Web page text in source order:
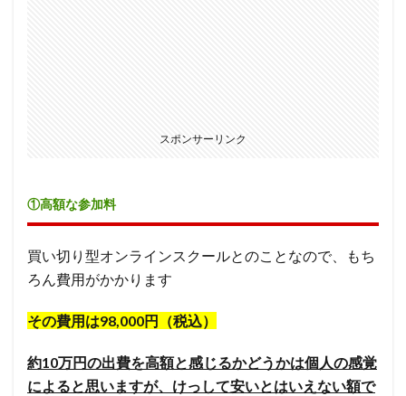
スポンサーリンク
①高額な参加料
買い切り型オンラインスクールとのことなので、もち
ろん費用がかかります
その費用は98,000円（税込）
約10万円の出費を高額と感じるかどうかは個人の感覚
によると思いますが、けっして安いとはいえない額で